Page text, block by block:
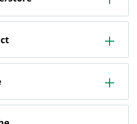
& in die Filiale oder nach Hause
hier in der Filiale abholen
in der Filiale zurückgeben